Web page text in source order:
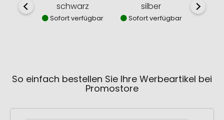
schwarz
Sofort verfügbar
silber
Sofort verfügbar
So einfach bestellen Sie Ihre Werbeartikel bei
Promostore